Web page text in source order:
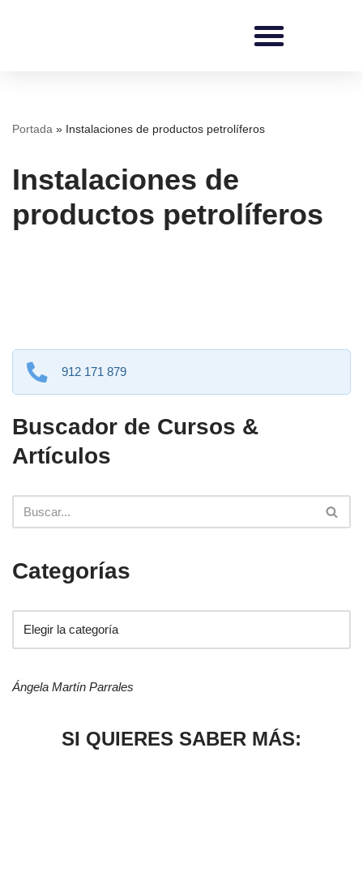
Portada » Instalaciones de productos petrolíferos
Instalaciones de
productos petrolíferos
912 171 879
Buscador de Cursos &
Artículos
Categorías
Ángela Martín Parrales
SI QUIERES SABER MÁS: